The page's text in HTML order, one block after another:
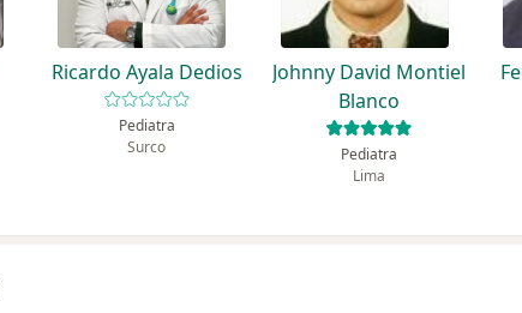
Ricardo Ayala Dedios
Pediatra
Surco
Johnny David Montiel
Blanco
Pediatra
Lima